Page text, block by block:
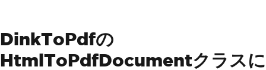
DinkToPdfの
HtmlToPdfDocumentクラスに